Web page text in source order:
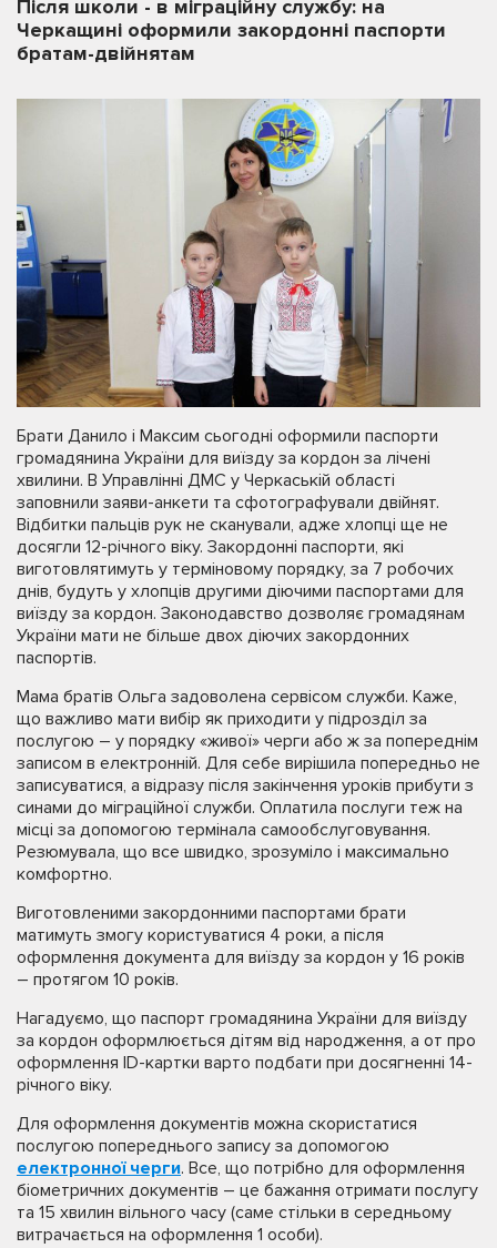
Після школи - в міграційну службу: на
Черкащині оформили закордонні паспорти
братам-двійнятам
Брати Данило і Максим сьогодні оформили паспорти
громадянина України для виїзду за кордон за лічені
хвилини. В Управлінні ДМС у Черкаській області
заповнили заяви-анкети та сфотографували двійнят.
Відбитки пальців рук не сканували, адже хлопці ще не
досягли 12-річного віку. Закордонні паспорти, які
виготовлятимуть у терміновому порядку, за 7 робочих
днів, будуть у хлопців другими діючими паспортами для
виїзду за кордон. Законодавство дозволяє громадянам
України мати не більше двох діючих закордонних
паспортів.
Мама братів Ольга задоволена сервісом служби. Каже,
що важливо мати вибір як приходити у підрозділ за
послугою – у порядку «живої» черги або ж за попереднім
записом в електронній. Для себе вирішила попередньо не
записуватися, а відразу після закінчення уроків прибути з
синами до міграційної служби. Оплатила послуги теж на
місці за допомогою термінала самообслуговування.
Резюмувала, що все швидко, зрозуміло і максимально
комфортно.
Виготовленими закордонними паспортами брати
матимуть змогу користуватися 4 роки, а після
оформлення документа для виїзду за кордон у 16 років
– протягом 10 років.
Нагадуємо, що паспорт громадянина України для виїзду
за кордон оформлюється дітям від народження, а от про
оформлення ID-картки варто подбати при досягненні 14-
річного віку.
Для оформлення документів можна скористатися
послугою попереднього запису за допомогою
електронної черги. Все, що потрібно для оформлення
біометричних документів – це бажання отримати послугу
та 15 хвилин вільного часу (саме стільки в середньому
витрачається на оформлення 1 особи).